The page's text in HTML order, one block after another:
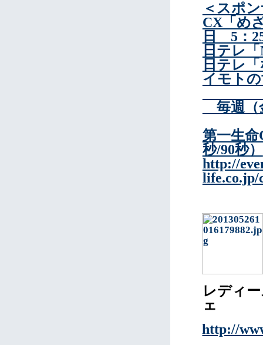
＜スポ
CX「め
日 5：
日テレ
日テレ
イモト
毎週（
第一生
秒/90秒）
http://
life.co.jp/
レディ
ェ
http://